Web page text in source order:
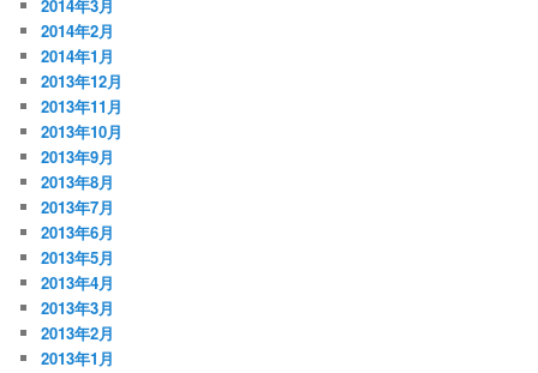
2014年3月
2014年2月
2014年1月
2013年12月
2013年11月
2013年10月
2013年9月
2013年8月
2013年7月
2013年6月
2013年5月
2013年4月
2013年3月
2013年2月
2013年1月